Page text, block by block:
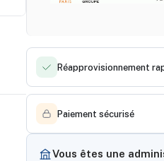
Réapprovisionnement
Paiement sécurisé
Vous êtes une